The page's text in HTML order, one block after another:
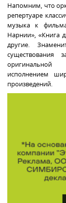
Напомним, что
репертуаре
музыка к
Нарнии», «Книга
другие.
существования
оригинальной
исполнением
произведений.